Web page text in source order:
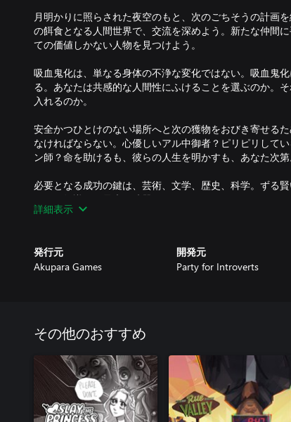
月明かりに照らされた夜空のもと、次のごちそうの計画
の餌食となる人間世界で、交流を深めよう。新たな仲間
ての価値しかない人物を見つけよう。
吸血鬼化は、単なる身体の不浄な変化ではない。吸血鬼
る。あなたは共感的な人間性にふけることを選ぶのか。
入れるのか。
安全かつひとけのない場所へと次の獲物をおびき寄せる
なければならない。心優しいアル中御者？ピリピリして
ン師？命を助けるも、彼らの人生を明かすも、あなた次第
必要となる成功の鍵は、芸術、文学、歴史、科学。ずる
詳細表示
発行元
Akupara Games
開発元
Party for Introverts
その他のおすすめ